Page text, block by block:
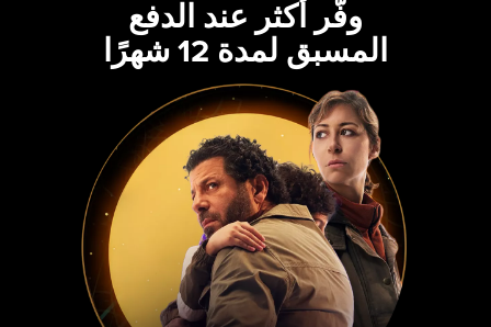
وفّر أكثر عند الدفع
المسبق لمدة 12 شهرًا